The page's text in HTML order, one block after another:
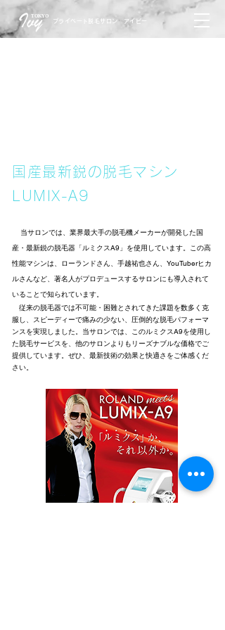
TOKYO
プライベート脱毛サロン アイビー
国産最新鋭の脱毛マシン
LUMIX-A9
当サロンでは、業界最大手の脱毛機メーカーが開発した国
産・最新鋭の脱毛器「ルミクスA9」を使用しています。この高
性能マシンは、ローランドさん、手越祐也さん、YouTuberヒカ
ルさんなど、著名人がプロデュースするサロンにも導入されて
いることで知られています。
従来の脱毛器では不可能・困難とされてきた課題を数多く克
服し、スピーディーで痛みの少ない、圧倒的な脱毛パフォーマ
ンスを実現しました。当サロンでは、このルミクスA9を使用し
た脱毛サービスを、他のサロンよりもリーズナブルな価格でご
提供しています。ぜひ、最新技術の効果と快適さをご体感くだ
さい。